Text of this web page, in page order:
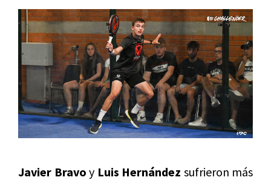
Javier Bravo y Luis Hernández sufrieron más